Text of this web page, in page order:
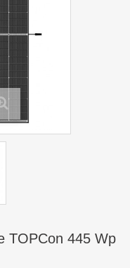
TOPCon 445 Wp